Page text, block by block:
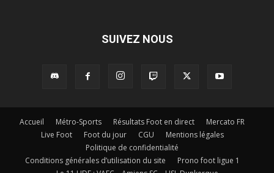
SUIVEZ NOUS
Accueil Métro-Sports Résultats Foot en direct
Mercato FR
Live Foot
Foot du jour CGU
Mentions légales
Politique de confidentialité
Conditions générales d’utilisation du site
Prono foot ligue 1